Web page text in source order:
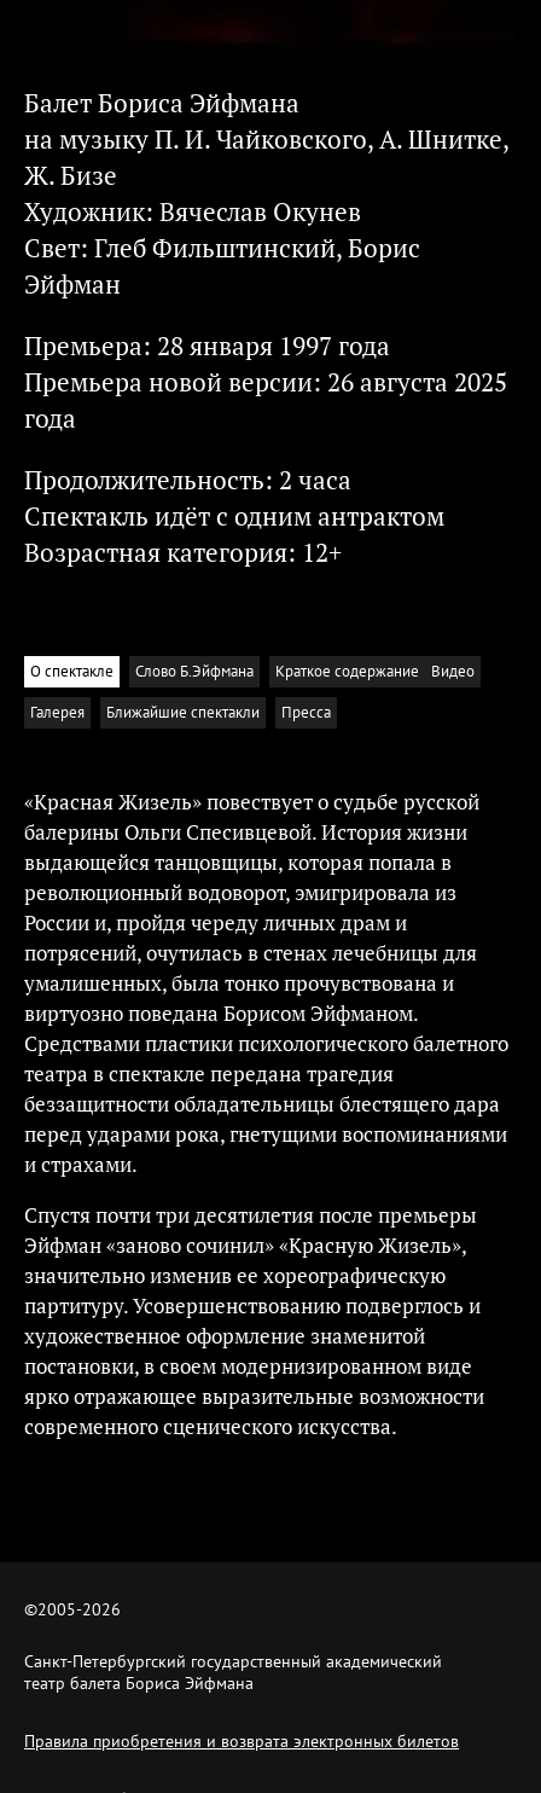
Балет Бориса Эйфмана
на музыку П. И. Чайковского, А. Шнитке,
Ж. Бизе
Художник: Вячеслав Окунев
Свет: Глеб Фильштинский, Борис
Эйфман
Премьера: 28 января 1997 года
Премьера новой версии: 26 августа 2025
года
Продолжительность: 2 часа
Спектакль идёт с одним антрактом
Возрастная категория: 12+
О спектакле Слово Б.Эйфмана Краткое содержание
Видео
Галерея
Ближайшие спектакли Пресса
«Красная Жизель» повествует о судьбе русской
балерины Ольги Спесивцевой. История жизни
выдающейся танцовщицы, которая попала в
революционный водоворот, эмигрировала из
России и, пройдя череду личных драм и
потрясений, очутилась в стенах лечебницы для
умалишенных, была тонко прочувствована и
виртуозно поведана Борисом Эйфманом.
Средствами пластики психологического балетного
театра в спектакле передана трагедия
беззащитности обладательницы блестящего дара
перед ударами рока, гнетущими воспоминаниями
и страхами.
Спустя почти три десятилетия после премьеры
Эйфман «заново сочинил» «Красную Жизель»,
значительно изменив ее хореографическую
партитуру. Усовершенствованию подверглось и
художественное оформление знаменитой
постановки, в своем модернизированном виде
ярко отражающее выразительные возможности
современного сценического искусства.
©2005-2026
Санкт-Петербургский государственный академический
театр балета Бориса Эйфмана
Правила приобретения и возврата электронных билетов